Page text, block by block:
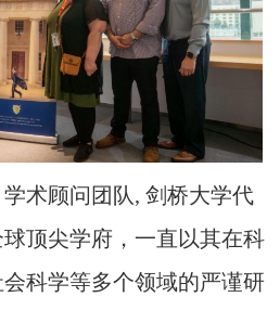
术顾问团队, 剑桥大学代
顶尖学府，一直以其在科
科学等多个领域的严谨研